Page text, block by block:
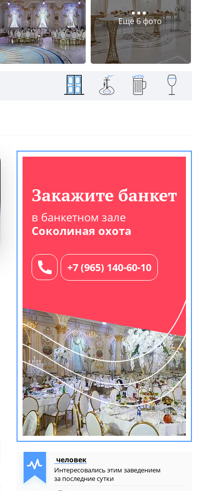
Еще 6 фото
Закажите банкет
в банкетном зале
Соколиная охота
+7 (965) 140-60-10
человек
Интересовались этим заведением
за последние сутки